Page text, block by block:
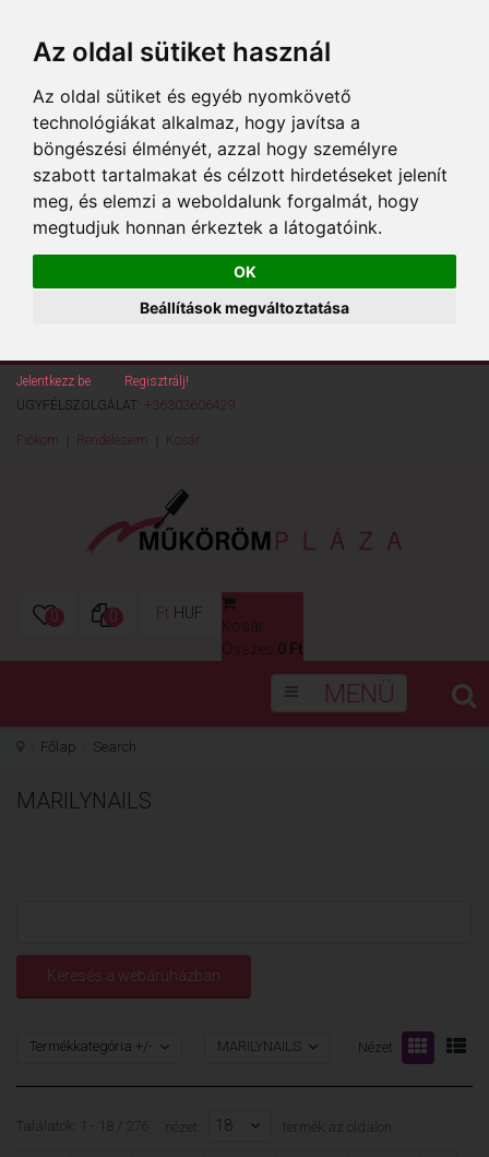
Az oldal sütiket használ
Az oldal sütiket és egyéb nyomkövető
technológiákat alkalmaz, hogy javítsa a
böngészési élményét, azzal hogy személyre
szabott tartalmakat és célzott hirdetéseket jelenít
meg, és elemzi a weboldalunk forgalmát, hogy
megtudjuk honnan érkeztek a látogatóink.
OK
Beállítások megváltoztatása
Jelentkezz be
Regisztrálj!
ÜGYFÉLSZOLGÁLAT: +36303606429
Fiókom Rendeléseim Kosár
0 0 Ft HUF
Kosár
Összes: 0 Ft
MENÜ
Főlap Search
MARILYNAILS
Nézet:
Termékkategória +/- MARILYNAILS
Találatok: 1 - 18 / 276 nézet: 18 termék az oldalon